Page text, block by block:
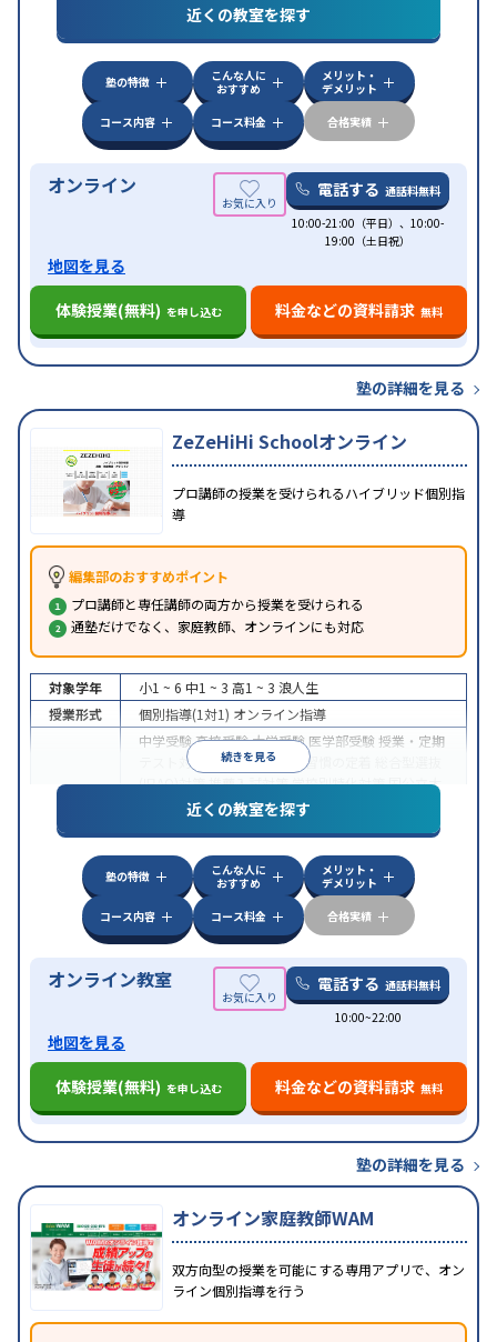
特徴
中高一貫校生に対応授業の振替可能
学習にPC・タブレットを利用オンライン対応1
科目から受講可能
近くの教室を探す
塾の特徴
こんな人に
おすすめ
メリット・
デメリット
コース内容
コース料金 合格実績
オンライン 電話する 通話料無料
10:00-21:00（平日）、10:00-
19:00（土日祝）
地図を見る
体験授業(無料) を申し込む 料金などの資料請求 無料
塾の詳細を見る
ZeZeHiHi Schoolオンライン
プロ講師の授業を受けられるハイブリッド個別指
導
編集部のおすすめポイント
プロ講師と専任講師の両方から授業を受けられる
通塾だけでなく、家庭教師、オンラインにも対応
続きを見る
対象学年 小1 ~ 6 中1 ~ 3 高1 ~ 3 浪人生
授業形式
個別指導(1対1) オンライン指導
中学受験高校受験大学受験 医学部受験 授業・定期
テスト対策
内申点対策 学習習慣の定着
(旧AO)対策推薦入試対策学校別特化対策国公立大
私大対策共通テスト対策
英語・英会話特化
特徴
中高一貫校生に対応授業の振替可能 不登校生に対
オンライン対応 1科目から受講可能季節講習の
みの受講可
自習室あり
近くの教室を探す
塾の特徴
こんな人に
おすすめ
メリット・
デメリット
コース内容
コース料金 合格実績
オンライン教室 電話する 通話料無料
10:00~22:00
地図を見る
体験授業(無料) を申し込む 料金などの資料請求 無料
塾の詳細を見る
オンライン家庭教師WAM
双方向型の授業を可能にする専用アプリで、オン
ライン個別指導を行う